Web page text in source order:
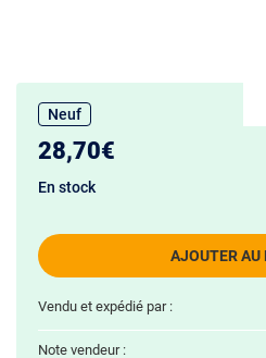
Neuf
28,70€
AJOUTER AU
En stock
Vendu et expédié par :
Note vendeur :